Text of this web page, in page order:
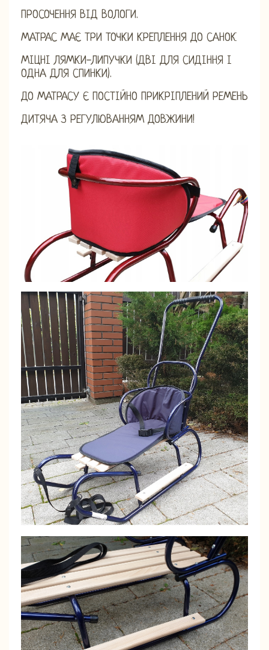
ПРОСОЧЕННЯ ВІД ВОЛОГИ.
МАТРАС МАЄ ТРИ ТОЧКИ КРЕПЛЕННЯ ДО САНОК
МІЦНІ ЛЯМКИ-ЛИПУЧКИ (ДВІ ДЛЯ СИДІННЯ І
ОДНА ДЛЯ СПИНКИ).
ДО МАТРАСУ Є ПОСТІЙНО ПРИКРІПЛЕНИЙ РЕМЕНЬ
ДИТЯЧА З РЕГУЛЮВАННЯМ ДОВЖИНИ!